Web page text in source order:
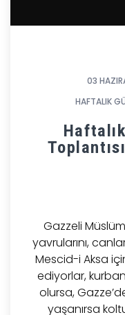
03
HAFTALIK
Gazzeli
yavrularını,
Mescid-i Aksa
ediyorlar,
olursa,
yaşanırsa